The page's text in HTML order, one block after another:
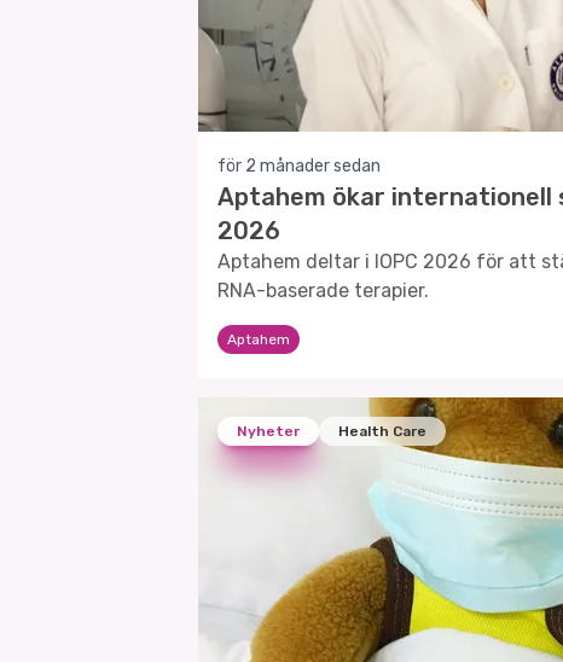
för 2 månader sedan
Aptahem ökar internationell
2026
Aptahem deltar i IOPC 2026 för att
RNA-baserade terapier.
Aptahem
Nyheter Health Care